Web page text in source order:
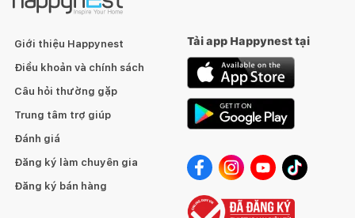
Giới thiệu Happynest
Điều khoản và chính sách
Câu hỏi thường gặp
Trung tâm trợ giúp
Đánh giá
Đăng ký làm chuyên gia
Đăng ký bán hàng
Tải app Happynest tại